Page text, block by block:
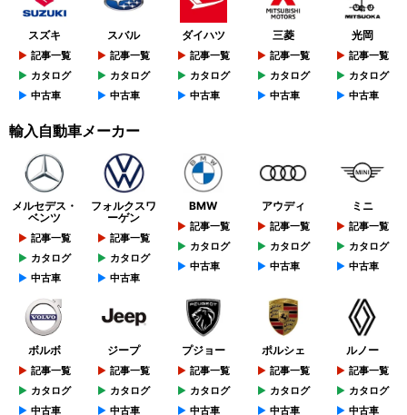
スズキ
記事一覧
カタログ
中古車
スバル
記事一覧
カタログ
中古車
ダイハツ
記事一覧
カタログ
中古車
三菱
記事一覧
カタログ
中古車
光岡
記事一覧
カタログ
中古車
輸入自動車メーカー
メルセデス・
ベンツ
記事一覧
カタログ
中古車
フォルクスワ
ーゲン
記事一覧
カタログ
中古車
BMW
記事一覧
カタログ
中古車
アウディ
記事一覧
カタログ
中古車
ミニ
記事一覧
カタログ
中古車
ボルボ
記事一覧
カタログ
中古車
ジープ
記事一覧
カタログ
中古車
プジョー
記事一覧
カタログ
中古車
ポルシェ
記事一覧
カタログ
中古車
ルノー
記事一覧
カタログ
中古車